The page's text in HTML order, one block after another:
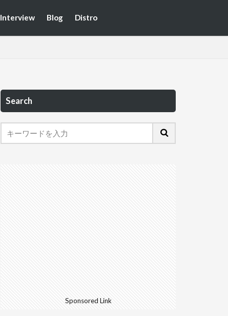
Interview Blog Distro
Search
Sponsored Link